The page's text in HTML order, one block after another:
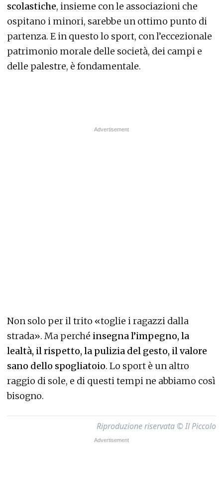
scolastiche, insieme con le associazioni che
ospitano i minori, sarebbe un ottimo punto di
partenza. E in questo lo sport, con l’eccezionale
patrimonio morale delle società, dei campi e
delle palestre, è fondamentale.
Non solo per il trito «toglie i ragazzi dalla
strada». Ma perché insegna l’impegno, la
lealtà, il rispetto, la pulizia del gesto, il valore
sano dello spogliatoio. Lo sport è un altro
raggio di sole, e di questi tempi ne abbiamo così
bisogno.
Riproduzione riservata © Il Piccolo